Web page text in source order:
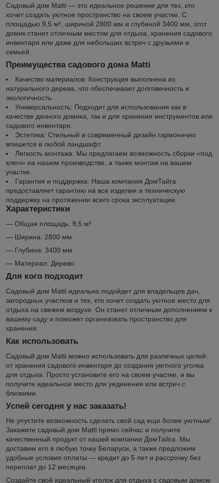
Садовый дом Matti — это идеальное решение для тех, кто
хочет создать уютное пространство на своем участке. С
площадью 9,5 м², шириной 2800 мм и глубиной 3400 мм, этот
домик станет отличным местом для отдыха, хранения садового
инвентаря или даже для небольших встреч с друзьями и
семьей.
Преимущества садового дома Matti
Качество материалов: Конструкция выполнена из
натурального дерева, что обеспечивает долговечность и
экологичность.
Универсальность: Подходит для использования как в
качестве дачного домика, так и для хранения инструментов или
садового инвентаря.
Эстетика: Стильный и современный дизайн гармонично
впишется в любой ландшафт.
Легкость монтажа: Мы предлагаем возможность сборки «под
ключ» на нашем производстве, а также монтаж на вашем
участке.
Гарантия и поддержка: Наша компания ДомТайга
предоставляет гарантию на все изделия и техническую
поддержку на протяжении всего срока эксплуатации.
Характеристики
— Общая площадь: 9,5 м²
— Ширина: 2800 мм
— Глубина: 3400 мм
— Материал: Дерево
Для кого подходит
Садовый дом Matti идеально подойдет для владельцев дач,
загородных участков и тех, кто хочет создать уютное место для
отдыха на свежем воздухе. Он станет отличным дополнением к
вашему саду и поможет организовать пространство для
хранения.
Как использовать
Садовый дом Matti можно использовать для различных целей:
от хранения садового инвентаря до создания уютного уголка
для отдыха. Просто установите его на своем участке, и вы
получите идеальное место для уединения или встреч с
близкими.
Успей сегодня у нас заказать!
Не упустите возможность сделать свой сад еще более уютным!
Закажите садовый дом Matti прямо сейчас и получите
качественный продукт от нашей компании ДомТайга. Мы
доставим его в любую точку Беларуси, а также предложим
удобные условия оплаты — кредит до 5 лет и рассрочку без
переплат до 12 месяцев.
Создайте свой идеальный уголок для отдыха с садовым домом